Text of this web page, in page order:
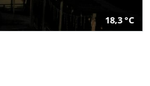
18,3 °C